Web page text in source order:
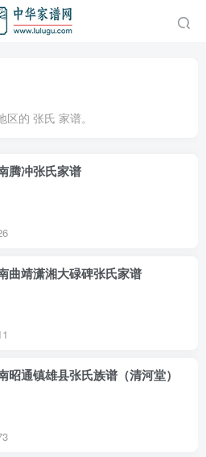
的 张氏 家谱。
腾冲张氏家谱
曲靖潇湘大碌碑张氏家谱
昭通镇雄县张氏族谱（清河堂）